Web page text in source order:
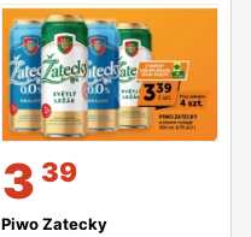
3 39
Piwo Zatecky